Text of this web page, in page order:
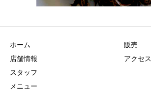
ホーム
店舗情報
スタッフ
メニュー
販売
アクセス